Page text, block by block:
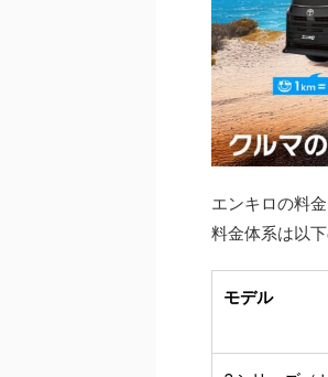
エンキロの料
料金体系は以
モデル